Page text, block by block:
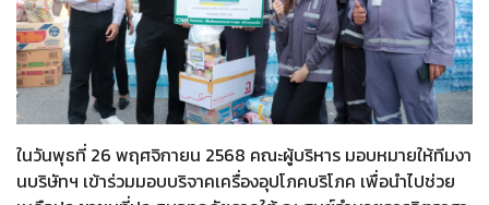
ในวันพุธที่ 26 พฤศจิกายน 2568 คณะผู้บริหาร มอบหมายให้ทีมงา
นบริษัทฯ เข้าร่วมมอบบริจาคเครื่องอุปโภคบริโภค เพื่อนำไปช่วย